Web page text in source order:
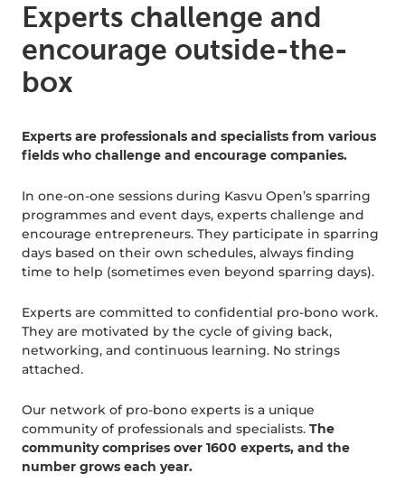
Experts challenge and
encourage outside-the-
box
Experts are professionals and specialists from various
fields who challenge and encourage companies.
In one-on-one sessions during Kasvu Open’s sparring
programmes and event days, experts challenge and
encourage entrepreneurs. They participate in sparring
days based on their own schedules, always finding
time to help (sometimes even beyond sparring days).
Experts are committed to confidential pro-bono work.
They are motivated by the cycle of giving back,
networking, and continuous learning. No strings
attached.
Our network of pro-bono experts is a unique
community of professionals and specialists. The
community comprises over 1600 experts, and the
number grows each year.